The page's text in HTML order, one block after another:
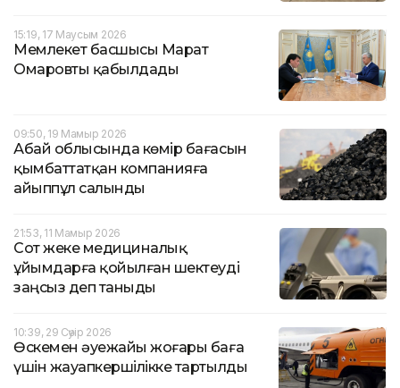
15:19, 17 Маусым 2026
Мемлекет басшысы Марат
Омаровты қабылдады
09:50, 19 Мамыр 2026
Абай облысында көмір бағасын
қымбаттатқан компанияға
айыппұл салынды
21:53, 11 Мамыр 2026
Сот жеке медициналық
ұйымдарға қойылған шектеуді
заңсыз деп таныды
10:39, 29 Сәуір 2026
Өскемен әуежайы жоғары баға
үшін жауапкершілікке тартылды